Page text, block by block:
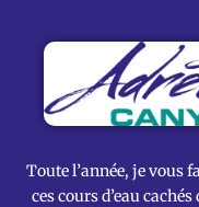
Toute l’année, je vous
ces cours d’eau